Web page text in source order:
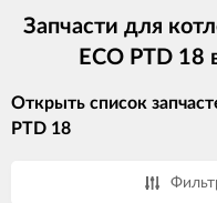
Запчасти для
ECO PTD 18
Открыть список
PTD 18